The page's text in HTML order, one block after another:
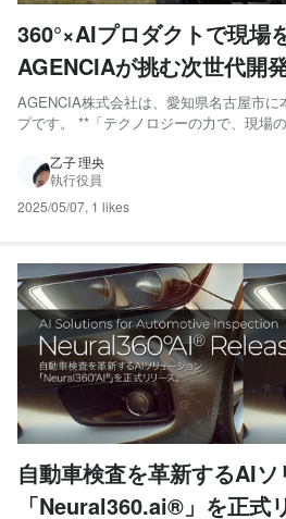
360°×AIプロダクトで現場
AGENCIAが挑む次世代開
AGENCIA株式会社は、愛知県名古屋市に
プです。 **「テクノロジーの力で、現場
のプロダクト開発に取り組んでいます。
リューションでは、自動車業界や不...
乙子 理央
執行役員
2025/05/07, 1 likes
自動車検査を革新するAI
「Neural360.ai®」を正式